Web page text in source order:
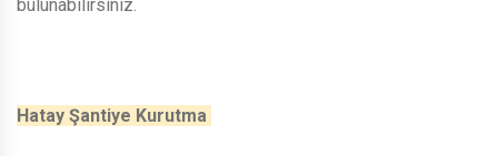
bulunabilirsiniz.
Hatay Şantiye Kurutma